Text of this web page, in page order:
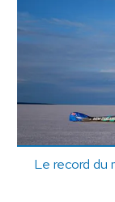
Le record du